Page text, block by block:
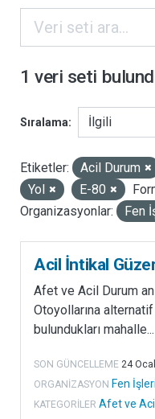
ORGANIZASYONLAR
KATEGORILER
ETIKETLER
LISANSLAR
1 veri seti
Sıralama
Etiketler: Acil Durum
Yol
E-80
Organizasyonlar:
Fen
Acil İntikal
Afet ve Acil Durum
Otoyollarına
bulundukları mahalle...
SON GÜNCELLEME 24
ORGANIZASYON Fen
KATEGORILER Afet ve